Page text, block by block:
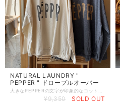
NATURAL LAUNDRY "
PEPPER " ドロープルオーバー
¥9,350 SOLD OUT